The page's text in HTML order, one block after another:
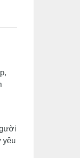
yêu